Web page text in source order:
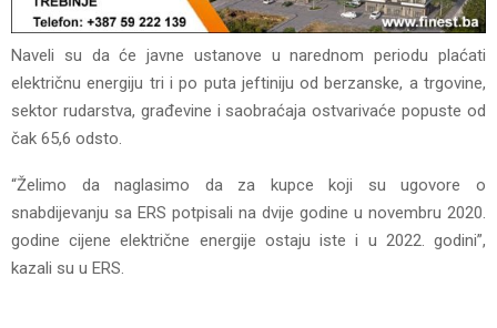
Naveli su da će javne ustanove u narednom periodu plaćati
električnu energiju tri i po puta jeftiniju od berzanske, a trgovine,
sektor rudarstva, građevine i saobraćaja ostvarivaće popuste od
čak 65,6 odsto.
“Želimo da naglasimo da za kupce koji su ugovore o
snabdijevanju sa ERS potpisali na dvije godine u novembru 2020.
godine cijene električne energije ostaju iste i u 2022. godini”,
kazali su u ERS.